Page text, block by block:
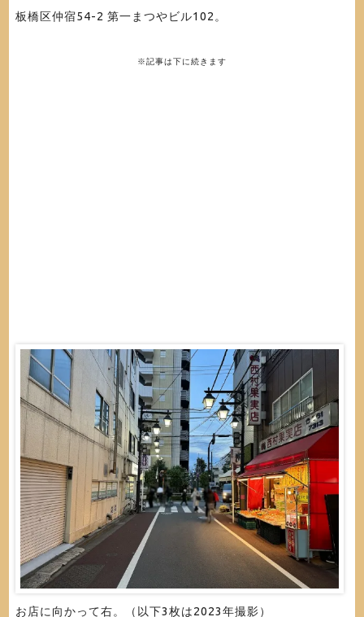
板橋区仲宿54-2 第一まつやビル102。
※記事は下に続きます
お店に向かって右。（以下3枚は2023年撮影）